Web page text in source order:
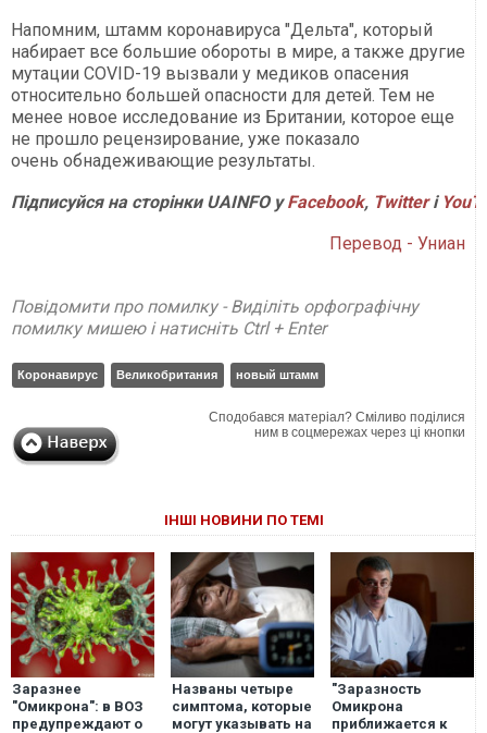
Напомним, штамм коронавируса "Дельта", который
набирает все большие обороты в мире, а также другие
мутации COVID-19 вызвали у медиков опасения
относительно большей опасности для детей. Тем не
менее новое исследование из Британии, которое еще
не прошло рецензирование, уже показало
очень обнадеживающие результаты.
Підписуйся на сторінки UAINFO уFacebook, Twitterі
Перевод - Униан
Повідомити про помилку - Виділіть орфографічну
помилку мишею і натисніть Ctrl + Enter
Коронавирус Великобритания новый штамм
Сподобався матеріал? Сміливо поділися
ним в соцмережах через ці кнопки
ІНШІ НОВИНИ ПО ТЕМІ
Заразнее
"Омикрона": в ВОЗ
предупреждают о
Названы четыре
симптома, которые
могут указывать на
"Заразность
Омикрона
приближается к